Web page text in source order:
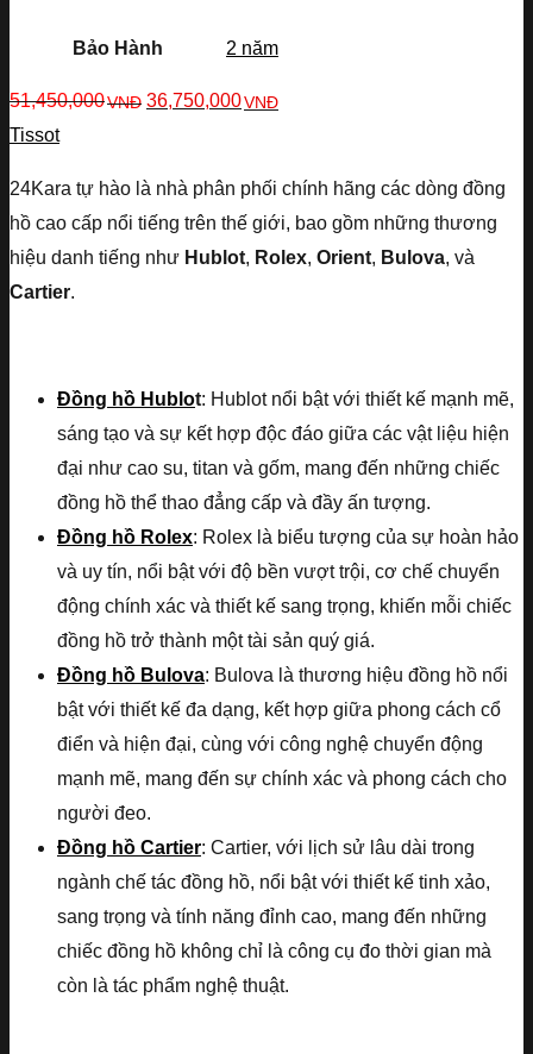
Bảo Hành 2 năm
51,450,000VNĐ 36,750,000VNĐ
Tissot
24Kara tự hào là nhà phân phối chính hãng các dòng đồng
hồ cao cấp nổi tiếng trên thế giới, bao gồm những thương
hiệu danh tiếng như Hublot, Rolex, Orient, Bulova, và
Cartier.
Đồng hồ Hublot: Hublot nổi bật với thiết kế mạnh mẽ,
sáng tạo và sự kết hợp độc đáo giữa các vật liệu hiện
đại như cao su, titan và gốm, mang đến những chiếc
đồng hồ thể thao đẳng cấp và đầy ấn tượng.
Đồng hồ Rolex: Rolex là biểu tượng của sự hoàn hảo
và uy tín, nổi bật với độ bền vượt trội, cơ chế chuyển
động chính xác và thiết kế sang trọng, khiến mỗi chiếc
đồng hồ trở thành một tài sản quý giá.
Đồng hồ Bulova: Bulova là thương hiệu đồng hồ nổi
bật với thiết kế đa dạng, kết hợp giữa phong cách cổ
điển và hiện đại, cùng với công nghệ chuyển động
mạnh mẽ, mang đến sự chính xác và phong cách cho
người đeo.
Đồng hồ Cartier: Cartier, với lịch sử lâu dài trong
ngành chế tác đồng hồ, nổi bật với thiết kế tinh xảo,
sang trọng và tính năng đỉnh cao, mang đến những
chiếc đồng hồ không chỉ là công cụ đo thời gian mà
còn là tác phẩm nghệ thuật.